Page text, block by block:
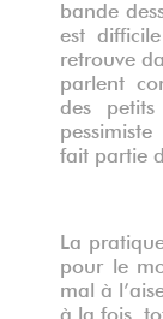
bande
est
retrouve
parlent
des
fait partie
La
pour le
mal à
à la fois,